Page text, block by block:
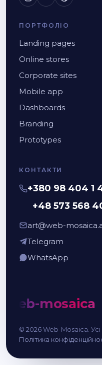
ПОРТФОЛІО
Landing pages
Online stores
Corporate sites
Mobile app
Dashboards
Branding
Prototypes
КОНТАКТИ
+380 98 404 1
+48 573 568
art@web-
Telegram
WhatsApp
mosaica
© 2026 Web-Mosaica.
Політика